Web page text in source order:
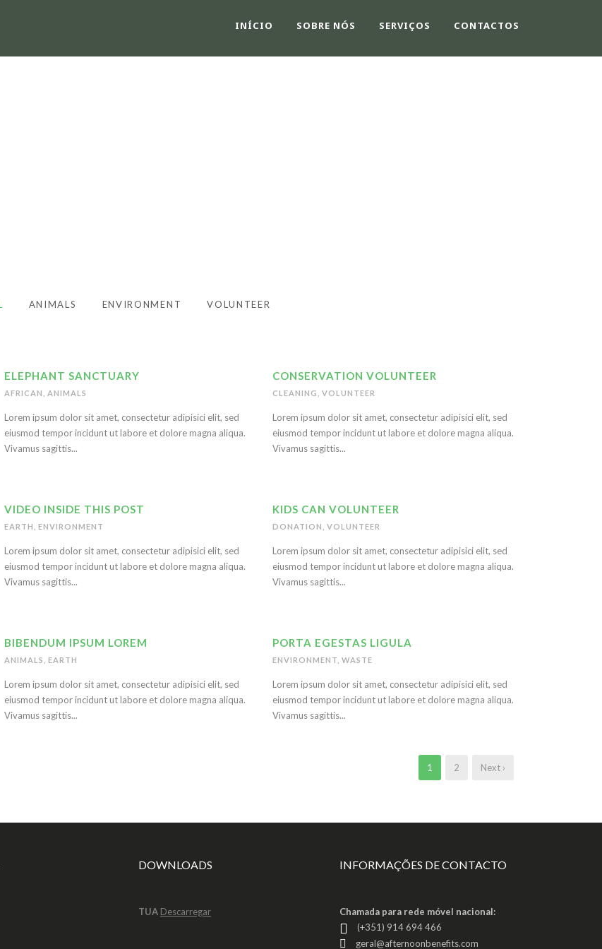
INÍCIO SOBRE NÓS SERVIÇOS CONTACTOS
ANIMALS ENVIRONMENT VOLUNTEER
ELEPHANT SANCTUARY
AFRICAN ANIMALS
Lorem ipsum dolor sit amet, consectetur adipisici elit, sed
eiusmod tempor incidunt ut labore et dolore magna aliqua.
Vivamus sagittis...
CONSERVATION VOLUNTEER
CLEANING VOLUNTEER
Lorem ipsum dolor sit amet, consectetur adipisici elit, sed
eiusmod tempor incidunt ut labore et dolore magna aliqua.
Vivamus sagittis...
VIDEO INSIDE THIS POST
EARTH ENVIRONMENT
Lorem ipsum dolor sit amet, consectetur adipisici elit, sed
eiusmod tempor incidunt ut labore et dolore magna aliqua.
Vivamus sagittis...
KIDS CAN VOLUNTEER
DONATION VOLUNTEER
Lorem ipsum dolor sit amet, consectetur adipisici elit, sed
eiusmod tempor incidunt ut labore et dolore magna aliqua.
Vivamus sagittis...
BIBENDUM IPSUM LOREM
ANIMALS EARTH
Lorem ipsum dolor sit amet, consectetur adipisici elit, sed
eiusmod tempor incidunt ut labore et dolore magna aliqua.
Vivamus sagittis...
PORTA EGESTAS LIGULA
ENVIRONMENT WASTE
Lorem ipsum dolor sit amet, consectetur adipisici elit, sed
eiusmod tempor incidunt ut labore et dolore magna aliqua.
Vivamus sagittis...
1 2 Next ›
DOWNLOADS
TUA Descarregar
INFORMAÇÕES DE CONTACTO
Chamada para rede móvel nacional:
(+351) 914 694 466
geral@afternoonbenefits.com